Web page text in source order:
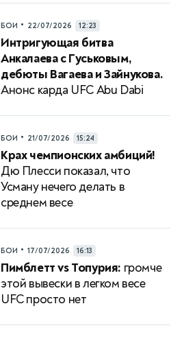
БОИ • 22/07/2026 12:23
Интригующая битва
Анкалаева с Гуськовым,
дебюты Вагаева и Зайнукова.
Анонс карда UFC Abu Dabi
БОИ • 21/07/2026 15:24
Крах чемпионских амбиций!
Дю Плесси показал, что
Усману нечего делать в
среднем весе
БОИ • 17/07/2026 16:13
Пимблетт vs Топурия: громче
этой вывески в легком весе
UFC просто нет